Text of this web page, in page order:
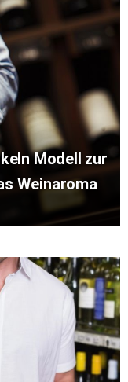
Modell zur
Weinaroma